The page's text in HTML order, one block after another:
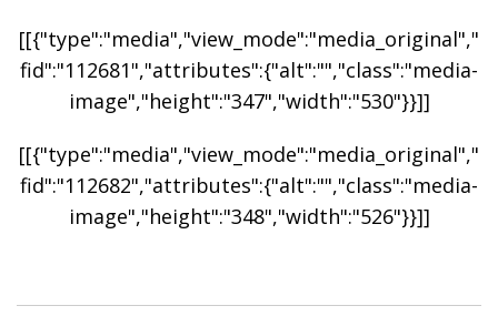
[[{"type":"media","view_mode":"media_original","
fid":"112681","attributes":{"alt":"","class":"media-
image","height":"347","width":"530"}}]]
[[{"type":"media","view_mode":"media_original","
fid":"112682","attributes":{"alt":"","class":"media-
image","height":"348","width":"526"}}]]